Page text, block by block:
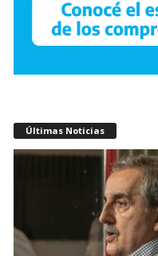
Últimas Noticias